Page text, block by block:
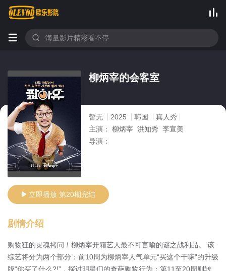

 
柳炳宰的会客室
暂无 2025 韩国
真人秀
主演：
柳炳宰 洪知秀 李宣美
导演：
 立即播放 第20期完结
剧情介绍
购物狂的灵魂拷问！柳炳宰开箱艺人最不可言喻的谜之战利品。 该
综艺将分为两个部分：前10周为柳炳宰人气单元“买这个干嘛”的升级
版“你买了什么?!”，探讨明星们的奇葩购物行为；第11至20周则转